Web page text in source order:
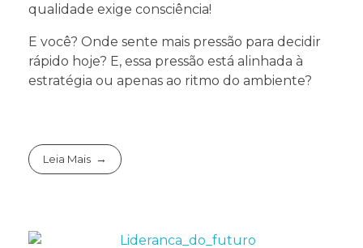
qualidade exige consciência!
E você? Onde sente mais pressão para decidir
rápido hoje? E, essa pressão está alinhada à
estratégia ou apenas ao ritmo do ambiente?
Leia Mais